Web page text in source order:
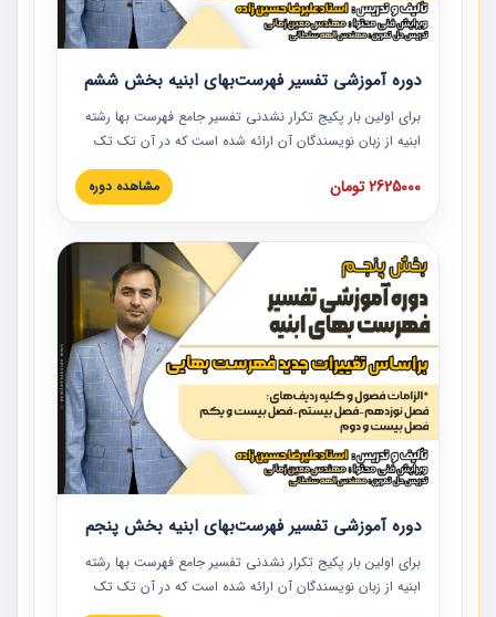
دوره آموزشی تفسیر فهرست‌بهای ابنیه بخش ششم
برای اولین بار پکیج تکرار نشدنی تفسیر جامع فهرست بها رشته
ابنیه از زبان نویسندگان آن ارائه شده است که در آن تک تک
ردیف ها و مطالب فهرست بها تفسیر و ارائه شده است. این
دوره به صورت کامل تصویری بوده و به همراه تصاویر عملیات
دوره با کلام مهندس علیرضاحسین‌زاده مدیر پروژه مهندسی
مشاور در امر بازنگری فهرست بها رشته ابنیه ارائه شده و به تمام
همکارانی که در حوزه صنعت ساخت در حال فعالیت هستند حتما
توصیه می کنیم از مطالب این دوره استفاده نمایند.
2625000 تومان مشاهده دوره
دوره آموزشی تفسیر فهرست‌بهای ابنیه بخش پنجم
برای اولین بار پکیج تکرار نشدنی تفسیر جامع فهرست بها رشته
ابنیه از زبان نویسندگان آن ارائه شده است که در آن تک تک
ردیف ها و مطالب فهرست بها تفسیر و ارائه شده است. این